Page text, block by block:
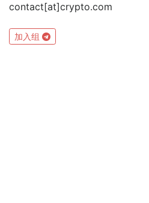
contact[at]crypto.com
加入组